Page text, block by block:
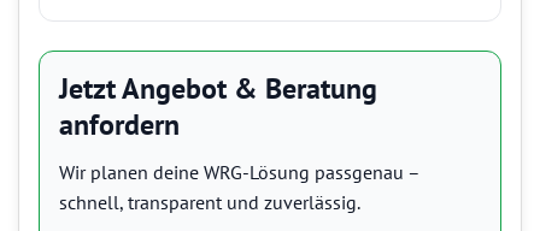
Jetzt Angebot & Beratung
anfordern
Wir planen deine WRG-Lösung passgenau –
schnell, transparent und zuverlässig.